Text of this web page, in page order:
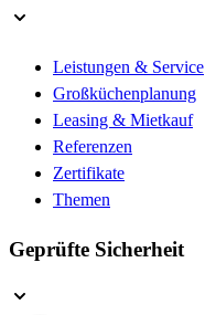
Leistungen & Service
Großküchenplanung
Leasing & Mietkauf
Referenzen
Zertifikate
Themen
Geprüfte Sicherheit